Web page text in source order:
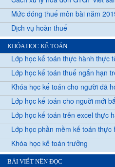
Mức đóng thuế môn bài năm
Dịch vụ hoàn thuế
KHÓA HỌC KẾ TOÁN
Lớp học kế toán thực hành thực
Lớp học kế toán thuế ngắn hạn
Khóa học kế toán cho người đã
Lớp học kế toán cho nguời mới
Lớp học kế toán trên excel thực
Lớp học phần mềm kế toán thực
Khóa học kế toán trưởng
BÀI VIẾT NÊN ĐỌC